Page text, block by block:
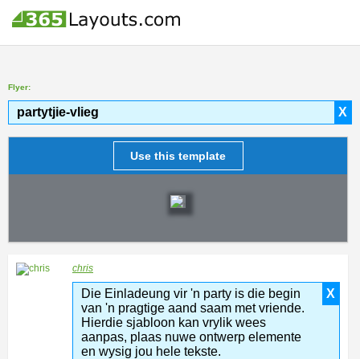
Flyer:
X
partytjie-vlieg
Use this template
chris
X
Die Einladeung vir 'n party is die begin
van 'n pragtige aand saam met vriende.
Hierdie sjabloon kan vrylik wees
aanpas, plaas nuwe ontwerp elemente
en wysig jou hele tekste.